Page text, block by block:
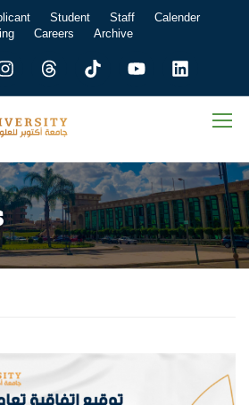
Student Staff
Calender
Careers Archive